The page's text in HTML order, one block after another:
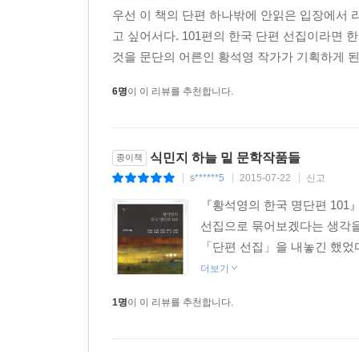
이 작업은 그 첫걸음부터 예상을 뛰어넘는다. 우
‘이광수’를 놓는다. 그러나 황석영은 이광수로
이광수의 소설 안에 ‘사람’의 세계가 부족하다
집요한 탐구를 통해 모호한 계몽주의를 벗어나
한번쯤 어깨를 부딪치고 술잔을 기울인 동료들
개인사이다. 그것은 어디에 기록된 무엇이라기
수 있다. 기억의 주체가 사라지면 그 기억들 역시
비롯되는 것이 아닐까. 그가 “아, 정말로 이문구
곱씹게 되는 것은 나도 늙어간다는 것이리라”(
생생함에 놀라는 한편, 이와 같은 해설을 다른
소설가 남편과 함께 전라도에 내려갔을 때는
우선 이 책의 단편 하나밖에 안읽은 입장에서
고 싶어서다. 101편의 한국 단편 선집이라면
것을 문단의 어른인 황석영 작가가 기획하게
6명이 이 리뷰를 추천합니다.
종이책 식민지 하늘 밑 문학작품들
s******5 2015-07-22 신고
『황석영의 한국 명단편
선집으로 묶어보겠다는 생각
「단편 선집」을 내놓긴 했
더보기
1명이 이 리뷰를 추천합니다.